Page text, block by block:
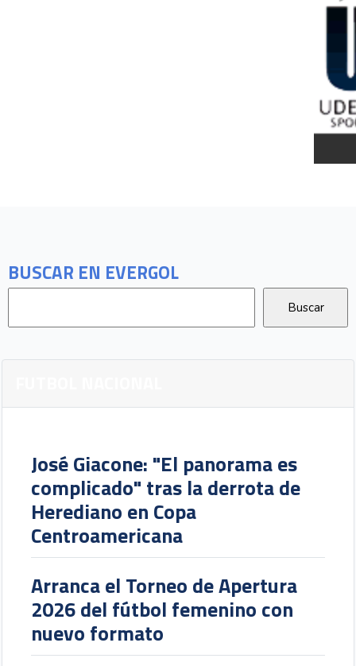
BUSCAR EN EVERGOL
José Giacone: "El panorama es
complicado" tras la derrota de
Herediano en Copa
Centroamericana
Arranca el Torneo de Apertura
2026 del fútbol femenino con
nuevo formato